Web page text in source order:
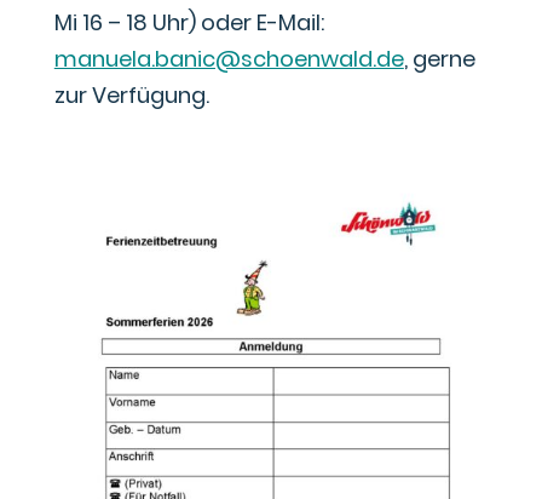
Mi 16 – 18 Uhr) oder E-Mail:
manuela.banic@schoenwald.de, gerne
zur Verfügung.